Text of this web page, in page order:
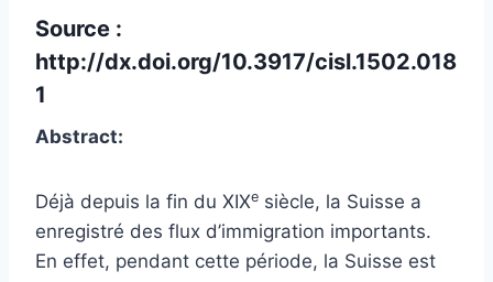
Source :
http://dx.doi.org/10.3917/cisl.1502.018
1
Abstract:
Déjà depuis la fin du XIXesiècle, la Suisse a
enregistré des flux d’immigration importants.
En effet, pendant cette période, la Suisse est